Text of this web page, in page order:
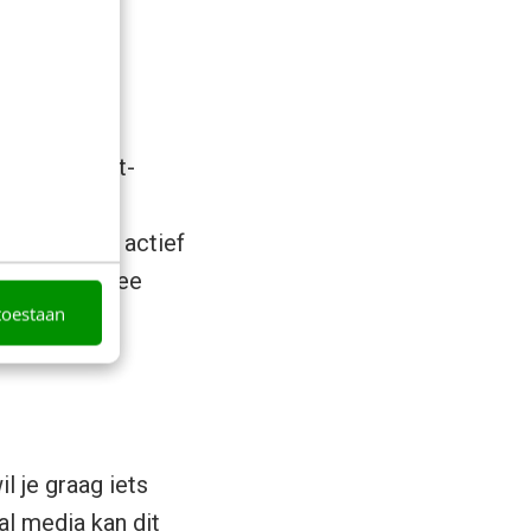
insight-
waar hij actief
beter idee
je graag iets
media kan dit